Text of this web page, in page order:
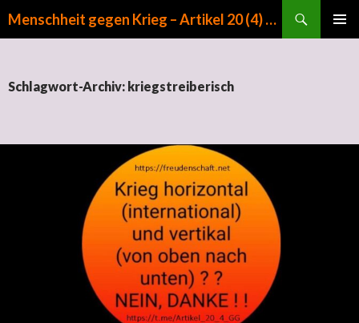
Menschheit gegen Krieg – Artikel 20 (4) GG
Schlagwort-Archiv: kriegstreiberisch